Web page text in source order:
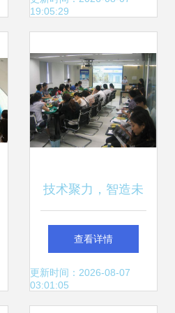
19:05:29
技术聚力，智造未
来 天辰TCBCI在基
准方中成功举办产
查看详情
更新时间：2026-08-07
03:01:05